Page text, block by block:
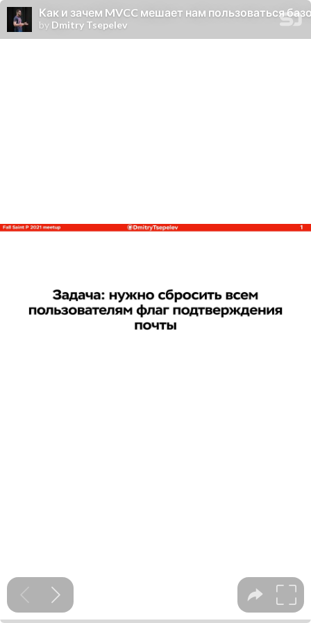
Как и зачем MVCC мешает нам пользоваться
by Dmitry Tsepelev